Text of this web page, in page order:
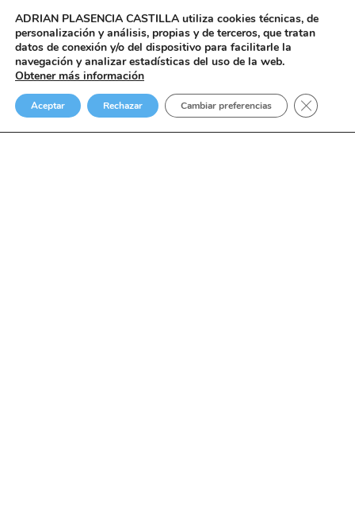
ADRIAN PLASENCIA CASTILLA utiliza cookies técnicas, de
personalización y análisis, propias y de terceros, que tratan
datos de conexión y/o del dispositivo para facilitarle la
navegación y analizar estadísticas del uso de la web.
Obtener más información
Aceptar Rechazar Cambiar preferencias Cerrar el